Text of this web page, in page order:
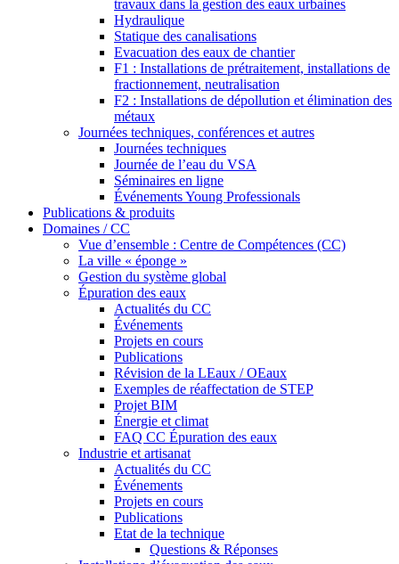
travaux dans la gestion des eaux urbaines
Hydraulique
Statique des canalisations
Evacuation des eaux de chantier
F1 : Installations de prétraitement, installations de
fractionnement, neutralisation
F2 : Installations de dépollution et élimination des
métaux
Journées techniques, conférences et autres
Journées techniques
Journée de l’eau du VSA
Séminaires en ligne
Événements Young Professionals
Publications & produits
Domaines / CC
Vue d’ensemble : Centre de Compétences (CC)
La ville « éponge »
Gestion du système global
Épuration des eaux
Actualités du CC
Événements
Projets en cours
Publications
Révision de la LEaux / OEaux
Exemples de réaffectation de STEP
Projet BIM
Énergie et climat
FAQ CC Épuration des eaux
Industrie et artisanat
Actualités du CC
Événements
Projets en cours
Publications
Etat de la technique
Questions & Réponses